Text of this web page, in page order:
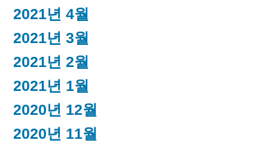
2021년 4월
2021년 3월
2021년 2월
2021년 1월
2020년 12월
2020년 11월